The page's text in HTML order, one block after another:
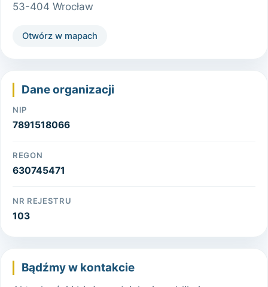
53-404 Wrocław
Otwórz w mapach
Dane organizacji
NIP
7891518066
REGON
630745471
NR REJESTRU
103
Bądźmy w kontakcie